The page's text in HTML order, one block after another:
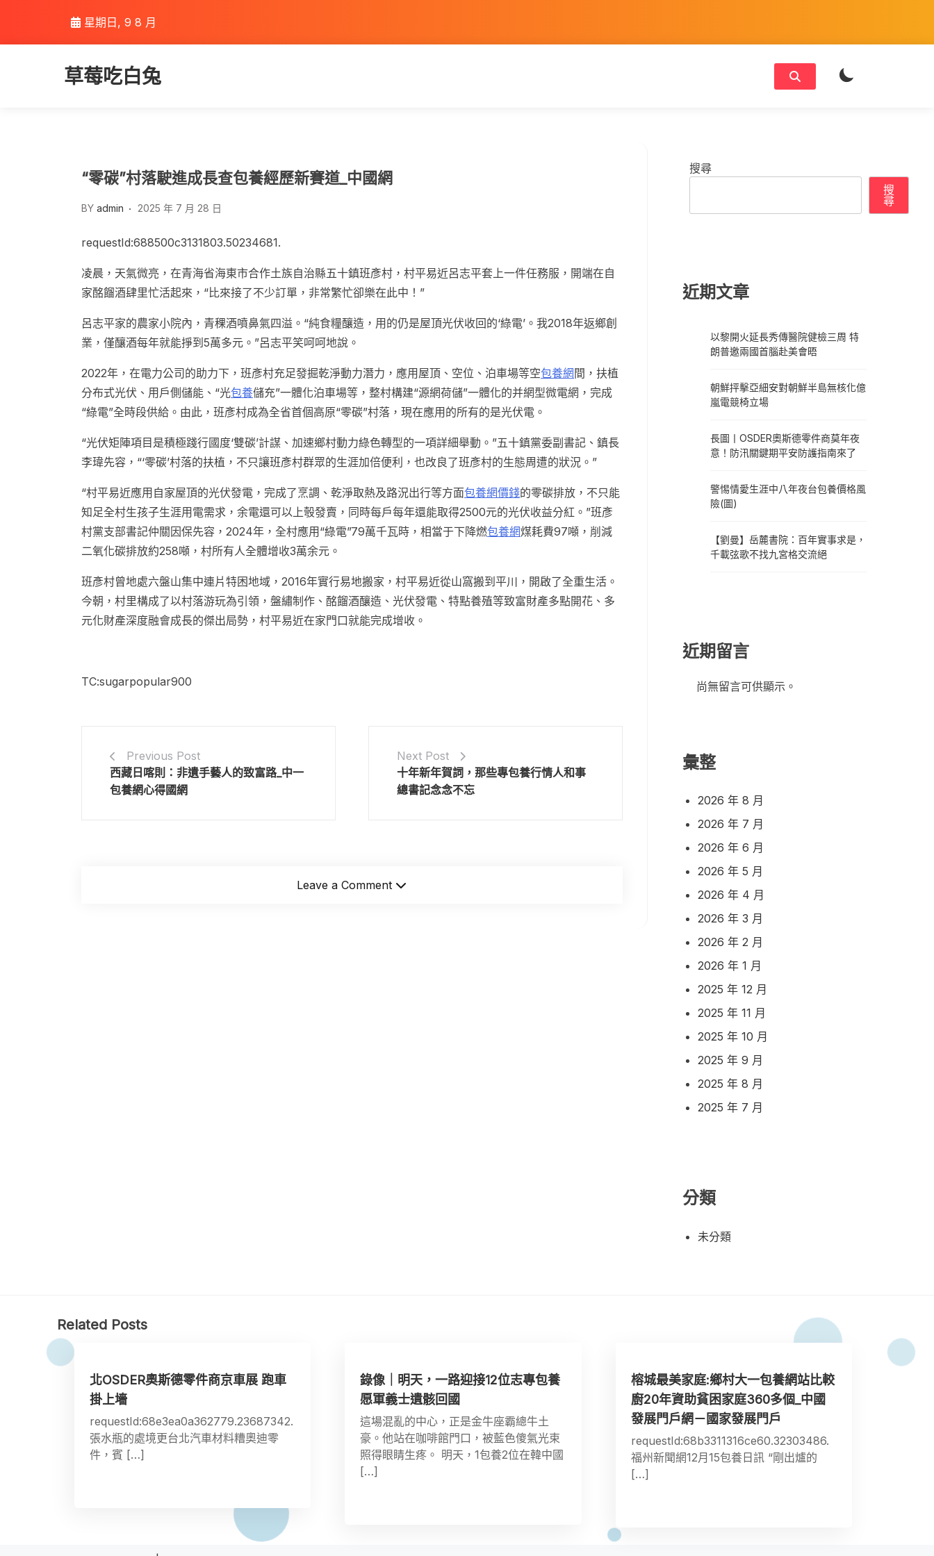
content
星期日, 9 8 月
草莓吃白兔
“零碳”村落駛進成長查包養經歷新賽道_中國網
BY admin 2025 年 7 月 28 日
requestId:688500c3131803.50234681.
凌晨，天氣微亮，在青海省海東市合作土族自治縣五十鎮班彥村，村平易近呂志平套上一件任務服，開端在自
家酩餾酒肆里忙活起來，“比來接了不少訂單，非常繁忙卻樂在此中！”
呂志平家的農家小院內，青稞酒噴鼻氣四溢。“純食糧釀造，用的仍是屋頂光伏收回的‘綠電’。我2018年返鄉創
業，僅釀酒每年就能掙到5萬多元。”呂志平笑呵呵地說。
2022年，在電力公司的助力下，班彥村充足發掘乾淨動力潛力，應用屋頂、空位、泊車場等空包養網 間，扶植
分布式光伏、用戶側儲能、“光包養儲充”一體化泊車場等，整村構建“源網荷儲”一體化的并網型微電網，完成
“綠電”全時段供給。由此，班彥村成為全省首個高原“零碳”村落，現在應用的所有的是光伏電。
“光伏矩陣項目是積極踐行國度‘雙碳’計謀、加速鄉村動力綠色轉型的一項詳細舉動。”五十鎮黨委副書記、鎮長
李瑋先容，“‘零碳’村落的扶植，不只讓班彥村群眾的生涯加倍便利，也改良了班彥村的生態周遭的狀況。”
“村平易近應用自家屋頂的光伏發電，完成了烹調、乾淨取熱及路況出行等方面包養網價錢的零碳排放，不只能
知足全村生孩子生涯用電需求，余電還可以上彀發賣，同時每戶每年還能取得2500元的光伏收益分紅。”班彥
村黨支部書記仲關因保先容，2024年，全村應用“綠電”79萬千瓦時，相當于下降燃包養網煤耗費97噸，削減
二氧化碳排放約258噸，村所有人全體增收3萬余元。
班彥村曾地處六盤山集中連片特困地域，2016年實行易地搬家，村平易近從山窩搬到平川，開啟了全重生活。
今朝，村里構成了以村落游玩為引領，盤繡制作、酩餾酒釀造、光伏發電、特點養殖等致富財產多點開花、多
元化財產深度融會成長的傑出局勢，村平易近在家門口就能完成增收。
TC:sugarpopular900
Previous Post
西藏日喀則：非遺手藝人的致富路_中一
包養網心得國網
Next Post
十年新年賀詞，那些專包養行情人和事
總書記念念不忘
Leave a Comment
搜尋
搜
尋
近期文章
以黎開火延長秀傳醫院健檢三周 特
朗普邀兩國首腦赴美會晤
朝鮮抨擊亞細安對朝鮮半島無核化億
嵐電競椅立場
長圖丨OSDER奧斯德零件商莫年夜
意！防汛關鍵期平安防護指南來了
警惕情愛生涯中八年夜台包養價格風
險(圖)
【劉曼】岳麓書院：百年實事求是，
千載弦歌不找九宮格交流絕
近期留言
尚無留言可供顯示。
彙整
2026 年 8 月
2026 年 7 月
2026 年 6 月
2026 年 5 月
2026 年 4 月
2026 年 3 月
2026 年 2 月
2026 年 1 月
2025 年 12 月
2025 年 11 月
2025 年 10 月
2025 年 9 月
2025 年 8 月
2025 年 7 月
分類
未分類
Related Posts
北OSDER奧斯德零件商京車展 跑車
掛上墻
requestId:68e3ea0a362779.23687342.
張水瓶的處境更台北汽車材料糟奧迪零
件，賓 […]
錄像｜明天，一路迎接12位志專包養
愿軍義士遺骸回國
這場混亂的中心，正是金牛座霸總牛土
豪。他站在咖啡館門口，被藍色傻氣光束
照得眼睛生疼。 明天，1包養2位在韓中國
[…]
榕城最美家庭:鄉村大一包養網站比較
廚20年資助貧困家庭360多個_中國
發展門戶網－國家發展門戶
requestId:68b3311316ce60.32303486.
福州新聞網12月15包養日訊 “剛出爐的
[…]